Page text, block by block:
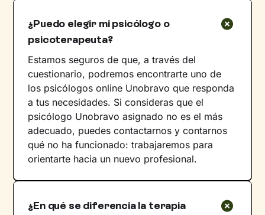
¿Puedo elegir mi psicólogo o
psicoterapeuta?
Estamos seguros de que, a través del
cuestionario, podremos encontrarte uno de
los psicólogos online Unobravo que responda
a tus necesidades. Si consideras que el
psicólogo Unobravo asignado no es el más
adecuado, puedes contactarnos y contarnos
qué no ha funcionado: trabajaremos para
orientarte hacia un nuevo profesional.
¿En qué se diferencia la terapia